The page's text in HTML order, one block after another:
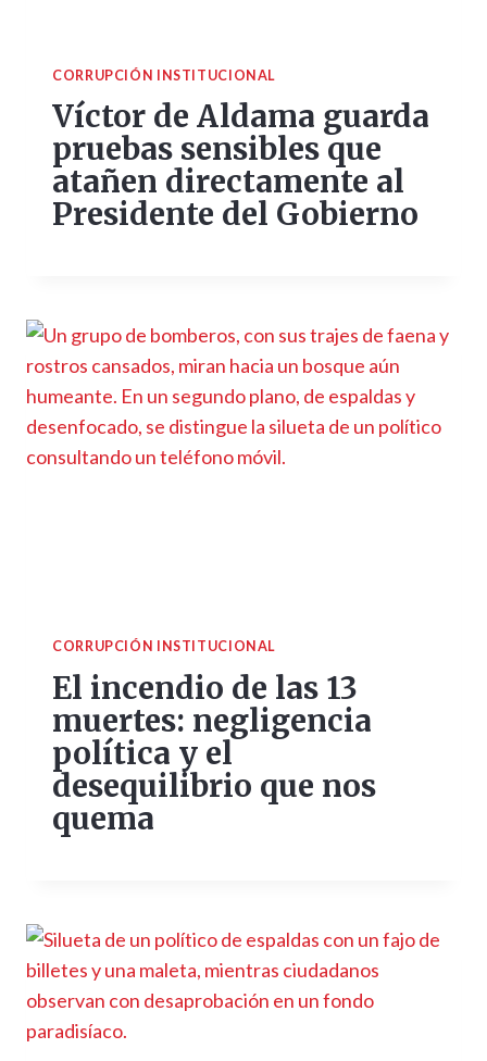
CORRUPCIÓN INSTITUCIONAL
Víctor de Aldama guarda
pruebas sensibles que
atañen directamente al
Presidente del Gobierno
CORRUPCIÓN INSTITUCIONAL
El incendio de las 13
muertes: negligencia
política y el
desequilibrio que nos
quema